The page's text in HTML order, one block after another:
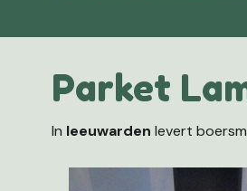
Parket
In leeuwarden levert